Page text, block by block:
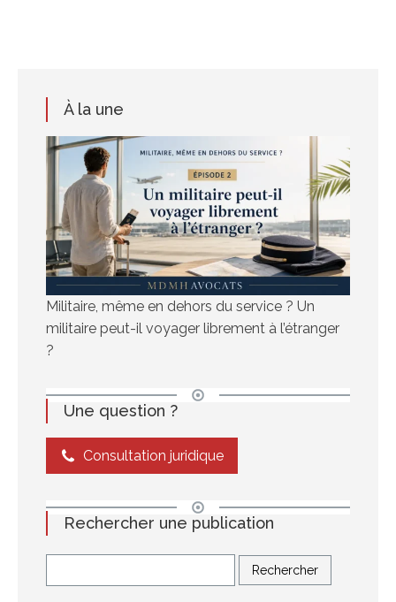
À la une
Militaire, même en dehors du service ? Un
militaire peut-il voyager librement à l’étranger
?
Une question ?
Consultation juridique
Rechercher une publication